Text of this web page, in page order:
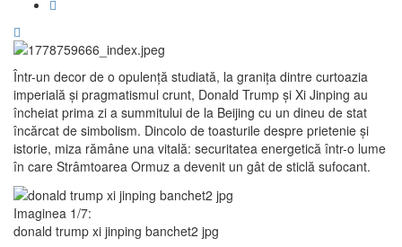
Într-un decor de o opulență studiată, la granița dintre curtoazia
imperială și pragmatismul crunt, Donald Trump și Xi Jinping au
încheiat prima zi a summitului de la Beijing cu un dineu de stat
încărcat de simbolism. Dincolo de toasturile despre prietenie și
istorie, miza rămâne una vitală: securitatea energetică într-o lume
în care Strâmtoarea Ormuz a devenit un gât de sticlă sufocant.
Imaginea 1/7:
donald trump xi jinping banchet2 jpg